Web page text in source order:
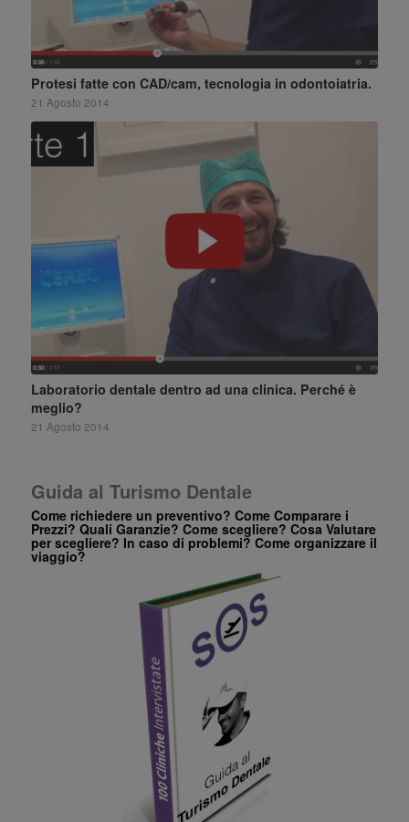
Protesi fatte con CAD/cam, tecnologia in odontoiatria.
21 Agosto 2014
Laboratorio dentale dentro ad una clinica. Perché è
meglio?
21 Agosto 2014
Guida al Turismo Dentale
Come richiedere un preventivo? Come Comparare i
Prezzi? Quali Garanzie? Come scegliere? Cosa Valutare
per scegliere? In caso di problemi? Come organizzare il
viaggio?